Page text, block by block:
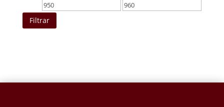
Precio
mínimo
Precio
Filtrar